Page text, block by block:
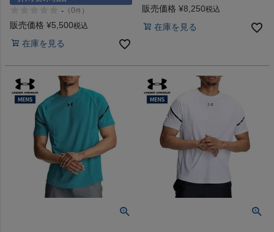
BOXER BRIEF- （0件 ）
販売価格 ¥5,500税込
在庫を見る
販売価格 ¥8,250税込
在庫を見る